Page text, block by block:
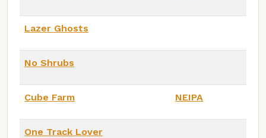
Lazer Ghosts
No Shrubs
Cube Farm NEIPA
One Track Lover